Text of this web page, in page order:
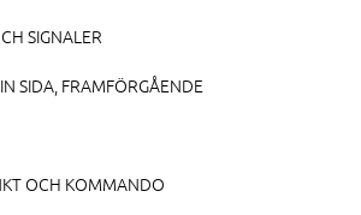
SIGNALER
SIDA, FRAMFÖRGÅENDE
OCH KOMMANDO